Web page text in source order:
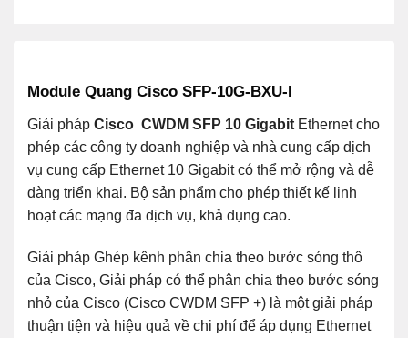
Module Quang Cisco SFP-10G-BXU-I
Giải pháp Cisco CWDM SFP 10 GigabitEthernet cho
phép các công ty doanh nghiệp và nhà cung cấp dịch
vụ cung cấp Ethernet 10 Gigabit có thể mở rộng và dễ
dàng triển khai. Bộ sản phẩm cho phép thiết kế linh
hoạt các mạng đa dịch vụ, khả dụng cao.
Giải pháp Ghép kênh phân chia theo bước sóng thô
của Cisco, Giải pháp có thể phân chia theo bước sóng
nhỏ của Cisco (Cisco CWDM SFP +) là một giải pháp
thuận tiện và hiệu quả về chi phí để áp dụng Ethernet